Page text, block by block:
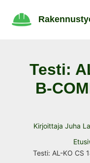
sisältöön
Testi:
B-
Kirjoittaja Juha
Testi: AL-KO CS